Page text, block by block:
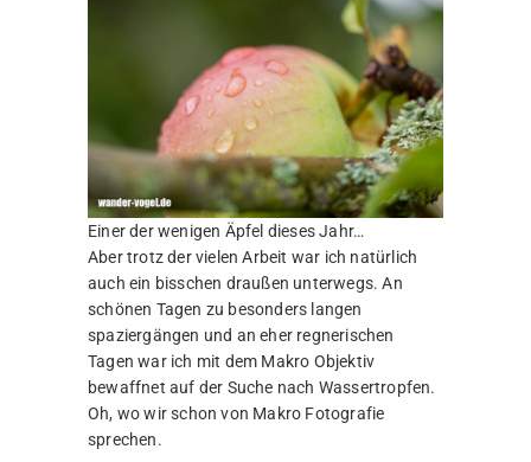
Einer der wenigen Äpfel dieses Jahr…
Aber trotz der vielen Arbeit war ich natürlich
auch ein bisschen draußen unterwegs. An
schönen Tagen zu besonders langen
spaziergängen und an eher regnerischen
Tagen war ich mit dem Makro Objektiv
bewaffnet auf der Suche nach Wassertropfen.
Oh, wo wir schon von Makro Fotografie
sprechen.